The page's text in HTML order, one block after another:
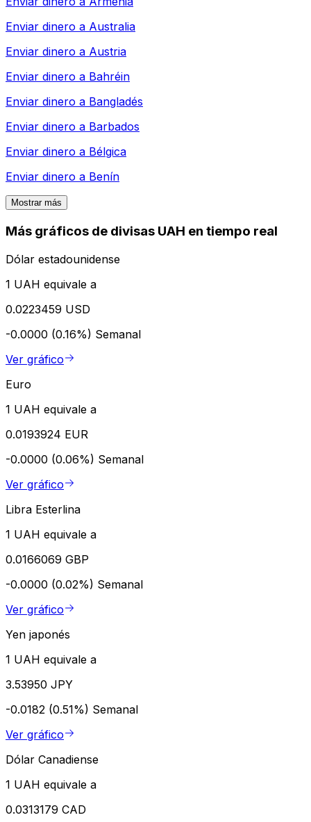
Enviar dinero a Australia
Enviar dinero a Austria
Enviar dinero a Bahréin
Enviar dinero a Bangladés
Enviar dinero a Barbados
Enviar dinero a Bélgica
Enviar dinero a Benín
Mostrar más
Más gráficos de divisas UAH en tiempo real
Dólar estadounidense
1 UAH equivale a
0.0223459 USD
-0.0000 (0.16%) Semanal
Ver gráfico
Euro
1 UAH equivale a
0.0193924 EUR
-0.0000 (0.06%) Semanal
Ver gráfico
Libra Esterlina
1 UAH equivale a
0.0166069 GBP
-0.0000 (0.02%) Semanal
Ver gráfico
Yen japonés
1 UAH equivale a
3.53950 JPY
-0.0182 (0.51%) Semanal
Ver gráfico
Dólar Canadiense
1 UAH equivale a
0.0313179 CAD